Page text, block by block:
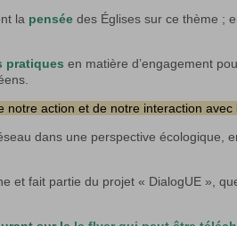
la pensée des Églises sur ce thème ;
pratiques en matière d’engagement
action et de notre interaction avec
dans une perspective écologique,
et fait partie du projet « DialogUE »,